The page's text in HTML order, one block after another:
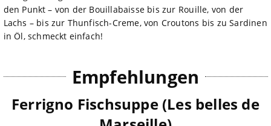
den Punkt – von der Bouillabaisse bis zur Rouille, von der
Lachs – bis zur Thunfisch-Creme, von Croutons bis zu Sardinen
in Öl, schmeckt einfach!
Empfehlungen
Ferrigno Fischsuppe (Les belles de